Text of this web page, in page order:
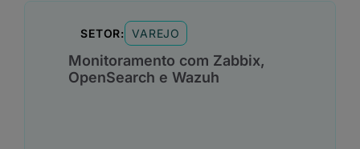
SETOR: VAREJO
Monitoramento com Zabbix,
OpenSearch e Wazuh